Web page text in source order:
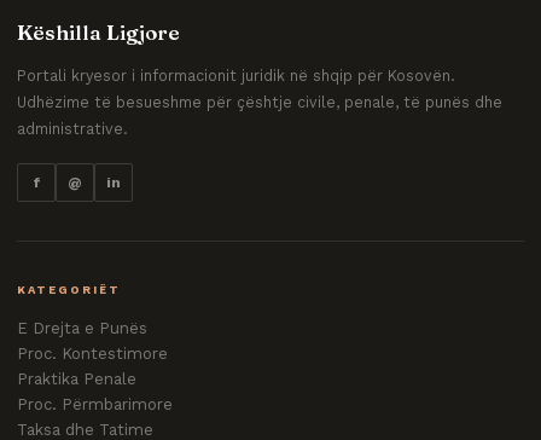
Këshilla Ligjore
Portali kryesor i informacionit juridik në shqip për Kosovën.
Udhëzime të besueshme për çështje civile, penale, të punës dhe
administrative.
f @ in
KATEGORIËT
E Drejta e Punës
Proc. Kontestimore
Praktika Penale
Proc. Përmbarimore
Taksa dhe Tatime